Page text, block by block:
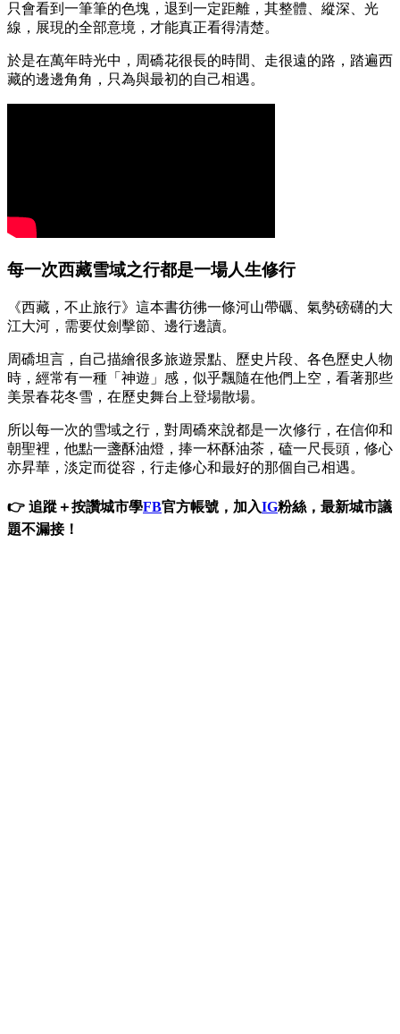
只會看到一筆筆的色塊，退到一定距離，其整體、縱深、光
線，展現的全部意境，才能真正看得清楚。
於是在萬年時光中，周礄花很長的時間、走很遠的路，踏遍西
藏的邊邊角角，只為與最初的自己相遇。
每一次西藏雪域之行都是一場人生修行
《西藏，不止旅行》這本書彷彿一條河山帶礪、氣勢磅礴的大
江大河，需要仗劍擊節、邊行邊讀。
周礄坦言，自己描繪很多旅遊景點、歷史片段、各色歷史人物
時，經常有一種「神遊」感，似乎飄隨在他們上空，看著那些
美景春花冬雪，在歷史舞台上登場散場。
所以每一次的雪域之行，對周礄來說都是一次修行，在信仰和
朝聖裡，他點一盞酥油燈，捧一杯酥油茶，磕一尺長頭，修心
亦昇華，淡定而從容，行走修心和最好的那個自己相遇。
👉 追蹤＋按讚城市學FB官方帳號，加入IG粉絲，最新城市議
題不漏接！